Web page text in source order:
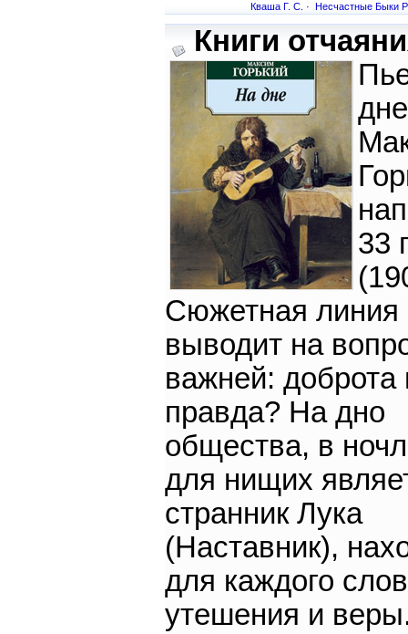
Кваша Г. С. · Несчастные Быки
Книги
33
Сюжетная линия
выводит на
важней: доброта
правда? На дно
общества, в
для нищих
странник Лука
(Наставник),
для каждого
утешения и